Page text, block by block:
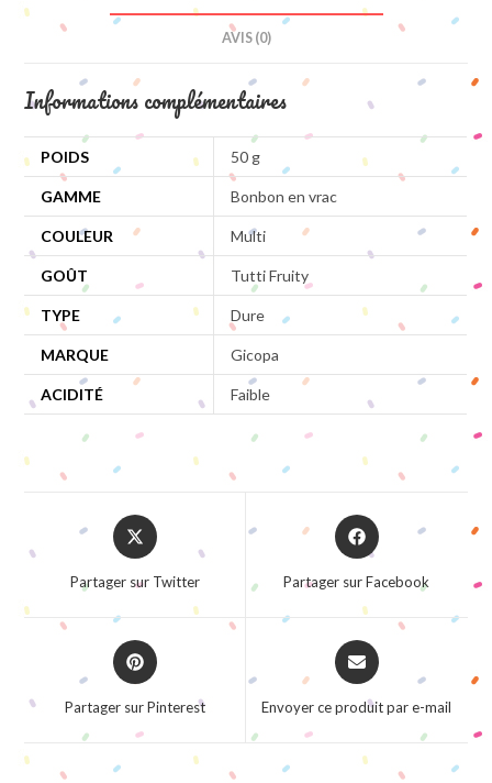
AVIS (0)
Informations complémentaires
POIDS 50 g
GAMME Bonbon en vrac
COULEUR Multi
GOÛT Tutti Fruity
TYPE Dure
MARQUE Gicopa
ACIDITÉ Faible
Opens
in
new
window
Partager sur Twitter
Opens
in
window
Partager sur Facebook
Opens
in
window
Partager sur Pinterest
Opens
in
new
Envoyer ce produit par e-mail